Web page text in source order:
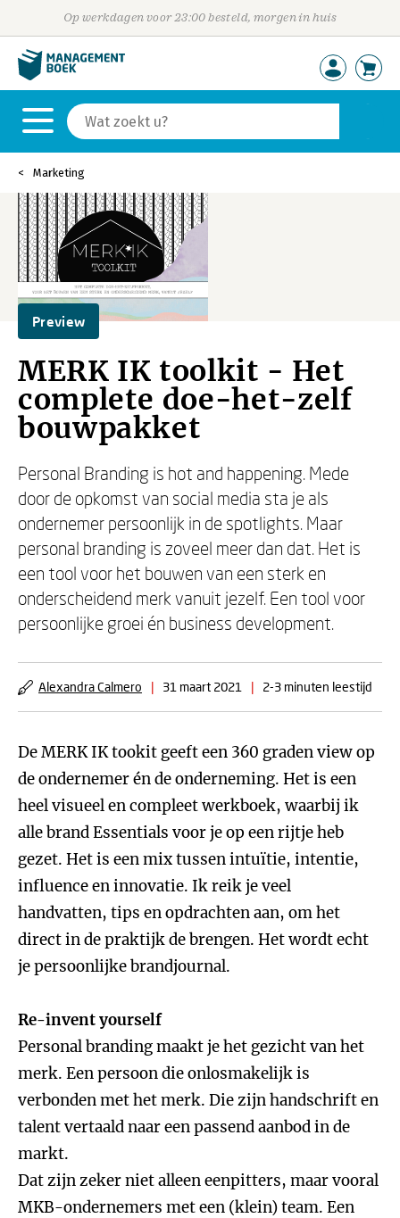
Op werkdagen voor 23:00 besteld, morgen in huis
Marketing
Preview
MERK IK toolkit - Het
complete doe-het-zelf
bouwpakket
Personal Branding is hot and happening. Mede
door de opkomst van social media sta je als
ondernemer persoonlijk in de spotlights. Maar
personal branding is zoveel meer dan dat. Het is
een tool voor het bouwen van een sterk en
onderscheidend merk vanuit jezelf. Een tool voor
persoonlijke groei én business development.
Alexandra Calmero | 31 maart 2021 | 2-3 minuten leestijd
De MERK IK tookit geeft een 360 graden view op
de ondernemer én de onderneming. Het is een
heel visueel en compleet werkboek, waarbij ik
alle brand Essentials voor je op een rijtje heb
gezet. Het is een mix tussen intuïtie, intentie,
influence en innovatie. Ik reik je veel
handvatten, tips en opdrachten aan, om het
direct in de praktijk de brengen. Het wordt echt
je persoonlijke brandjournal.
Re-invent yourself
Personal branding maakt je het gezicht van het
merk. Een persoon die onlosmakelijk is
verbonden met het merk. Die zijn handschrift en
talent vertaald naar een passend aanbod in de
markt.
Dat zijn zeker niet alleen eenpitters, maar vooral
MKB-ondernemers met een (klein) team. Een